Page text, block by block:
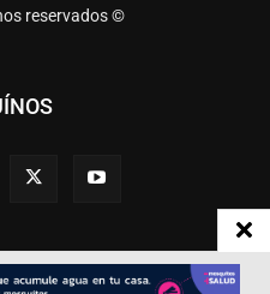
reservados ©